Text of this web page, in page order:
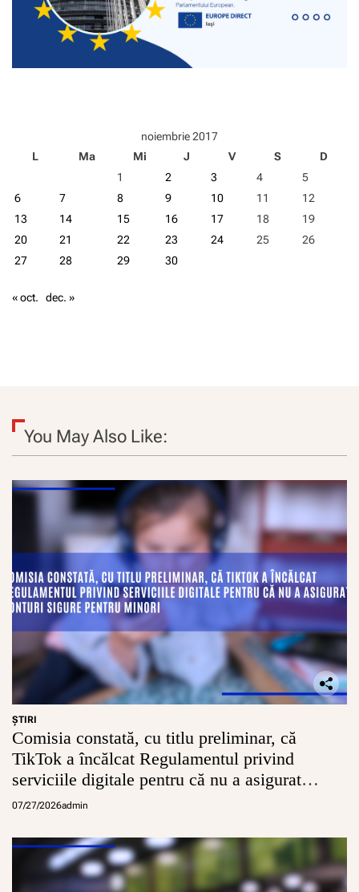
noiembrie 2017
L
Ma Mi J V S
D
1
2 3 4
5
6
7 8 9 10 11
12
13
14 15 16 17 18
19
20
21 22 23 24 25
26
27
28 29 30
« oct. dec. »
You May Also Like:
ŞTIRI
Comisia constată, cu titlu preliminar, că
TikTok a încălcat Regulamentul privind
serviciile digitale pentru că nu a asigurat
conturi sigure pentru minori
07/27/2026admin